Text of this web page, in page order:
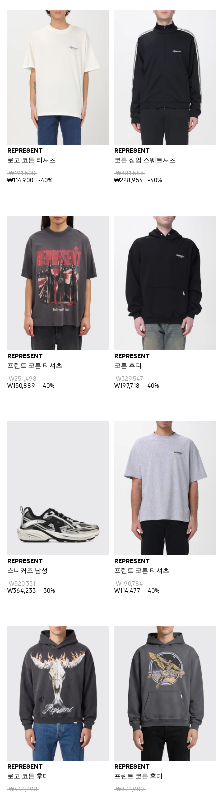
REPRESENT
로고 코튼 티셔츠
₩191,500
₩114,900
-40%
REPRESENT
코튼 집업 스웨트셔츠
₩381,585
₩228,954
-40%
REPRESENT
프린트 코튼 티셔츠
₩251,498
₩150,889
-40%
REPRESENT
코튼 후디
₩329,547
₩197,718
-40%
REPRESENT
스니커즈 남성
₩520,331
₩364,233
-30%
REPRESENT
프린트 코튼 티셔츠
₩190,784
₩114,477
-40%
REPRESENT
로고 코튼 후디
₩442,298
REPRESENT
프린트 코튼 후디
₩372,909